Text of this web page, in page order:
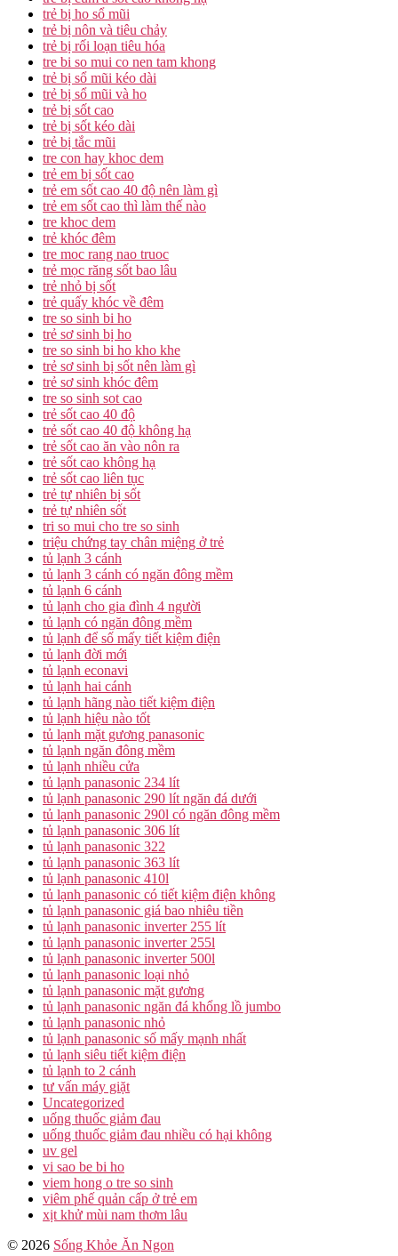
trẻ bị ho sổ mũi
trẻ bị nôn và tiêu chảy
trẻ bị rối loạn tiêu hóa
tre bi so mui co nen tam khong
trẻ bị sổ mũi kéo dài
trẻ bị sổ mũi và ho
trẻ bị sốt cao
trẻ bị sốt kéo dài
trẻ bị tắc mũi
tre con hay khoc dem
trẻ em bị sốt cao
trẻ em sốt cao 40 độ nên làm gì
trẻ em sốt cao thì làm thế nào
tre khoc dem
trẻ khóc đêm
tre moc rang nao truoc
trẻ mọc răng sốt bao lâu
trẻ nhỏ bị sốt
trẻ quấy khóc về đêm
tre so sinh bi ho
trẻ sơ sinh bị ho
tre so sinh bi ho kho khe
trẻ sơ sinh bị sốt nên làm gì
trẻ sơ sinh khóc đêm
tre so sinh sot cao
trẻ sốt cao 40 độ
trẻ sốt cao 40 độ không hạ
trẻ sốt cao ăn vào nôn ra
trẻ sốt cao không hạ
trẻ sốt cao liên tục
trẻ tự nhiên bị sốt
trẻ tự nhiên sốt
tri so mui cho tre so sinh
triệu chứng tay chân miệng ở trẻ
tủ lạnh 3 cánh
tủ lạnh 3 cánh có ngăn đông mềm
tủ lạnh 6 cánh
tủ lạnh cho gia đình 4 người
tủ lạnh có ngăn đông mềm
tủ lạnh để số mấy tiết kiệm điện
tủ lạnh đời mới
tủ lạnh econavi
tủ lạnh hai cánh
tủ lạnh hãng nào tiết kiệm điện
tủ lạnh hiệu nào tốt
tủ lạnh mặt gương panasonic
tủ lạnh ngăn đông mềm
tủ lạnh nhiều cửa
tủ lạnh panasonic 234 lít
tủ lạnh panasonic 290 lít ngăn đá dưới
tủ lạnh panasonic 290l có ngăn đông mềm
tủ lạnh panasonic 306 lít
tủ lạnh panasonic 322
tủ lạnh panasonic 363 lít
tủ lạnh panasonic 410l
tủ lạnh panasonic có tiết kiệm điện không
tủ lạnh panasonic giá bao nhiêu tiền
tủ lạnh panasonic inverter 255 lít
tủ lạnh panasonic inverter 255l
tủ lạnh panasonic inverter 500l
tủ lạnh panasonic loại nhỏ
tủ lạnh panasonic mặt gương
tủ lạnh panasonic ngăn đá khổng lồ jumbo
tủ lạnh panasonic nhỏ
tủ lạnh panasonic số mấy mạnh nhất
tủ lạnh siêu tiết kiệm điện
tủ lạnh to 2 cánh
tư vấn máy giặt
Uncategorized
uống thuốc giảm đau
uống thuốc giảm đau nhiều có hại không
uv gel
vi sao be bi ho
viem hong o tre so sinh
viêm phế quản cấp ở trẻ em
xịt khử mùi nam thơm lâu
© 2026 Sống Khỏe Ăn Ngon